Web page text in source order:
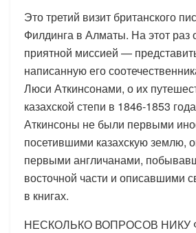
Это третий визит британского
Филдинга в Алматы. На этот раз
приятной миссией —
написанную его
Люси Аткинсонами, о их
казахской степи в 1846-1853
Аткинсоны не были первыми
посетившими казахскую землю,
первыми англичанами,
восточной части и описавшими
в книгах.
НЕСКОЛЬКО ВОПРОСОВ НИКУ